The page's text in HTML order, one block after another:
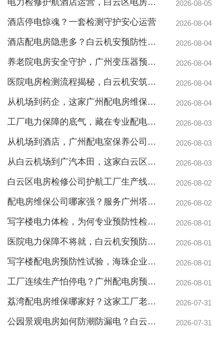
电力检修护航酒店运营，白云区电房托管公司实力护航地标建筑 2026-08-05
酒店停电惊魂？一套检测守护安心运营 2026-08-04
酒店配电房隐患多？白云机安预防性检测全解析 2026-08-04
养老院电房安全守护，广州变压器预防性测验护航疏散通道 2026-08-04
医院电房检测流程揭秘，白云机安筑牢生命防线 2026-08-04
从机场到药企，这家广州配电房维保公司凭什么赢得园区信赖 2026-08-04
工厂电力保障的底气，藏在专业配电房维保公司的这些硬实力里 2026-08-03
从机场到酒店，广州配电室保养公司如何守护城市脉搏？ 2026-08-03
从白云机场到广汽本田，这家白云区电房维保公司如何护航制造企业生产线 2026-08-03
白云区电房检修公司护航工厂生产线，地标建筑信赖的电力管家 2026-08-02
配电房维保公司哪家强？服务广州塔与广汽本田的硬实力 2026-08-02
写字楼电力体检，为何专业预防性检测更安心？ 2026-08-01
医院电力保障不将就，白云机安预防性检测守安全 2026-08-01
写字楼配电房预防性试验，海珠企业为何首选白云机安？ 2026-08-01
工厂连续生产怕停电？广州配电房预防性检测防患未然 2026-08-01
荔湾配电房维保哪家好？这家工厂老板用实际案例告诉你差距有多大 2026-07-31
公园景观电房如何防潮防漏电？白云机安预防性测验守护游园安全 2026-07-31
白云配电房要求检修服务，支持配电房稳定